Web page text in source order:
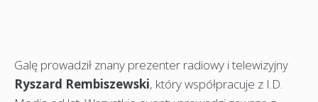
Galę prowadził znany prezenter radiowy i telewizyjny
Ryszard Rembiszewski, który współpracuje z I.D.